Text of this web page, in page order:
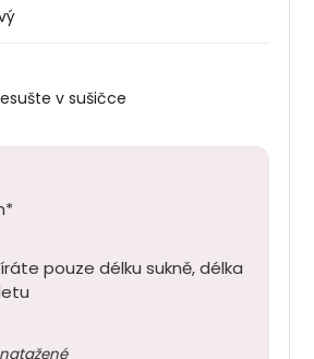
v sušičce
pouze délku sukně, délka